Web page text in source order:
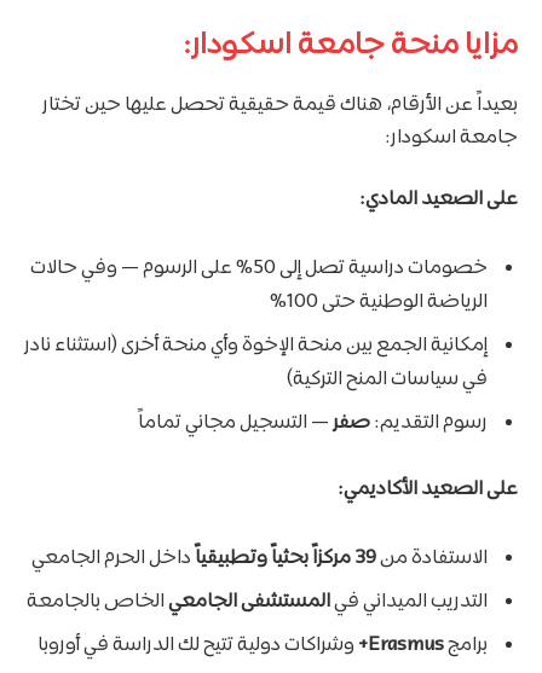
مزايا منحة جامعة اسكودار:
بعيداً عن الأرقام، هناك قيمة حقيقية تحصل عليها حين تختار
جامعة اسكودار:
على الصعيد المادي:
خصومات دراسية تصل إلى 50% على الرسوم — وفي حالات
الرياضة الوطنية حتى 100%
إمكانية الجمع بين منحة الإخوة وأي منحة أخرى (استثناء نادر
في سياسات المنح التركية)
رسوم التقديم:صفر— التسجيل مجاني تماماً
على الصعيد الأكاديمي:
الاستفادة من39 مركزاً بحثياً وتطبيقياً
داخل الحرم الجامعي
التدريب الميداني فيالمستشفى الجامعيالخاص بالجامعة
برامجErasmus+ وشراكات دولية تتيح لك الدراسة في أوروبا